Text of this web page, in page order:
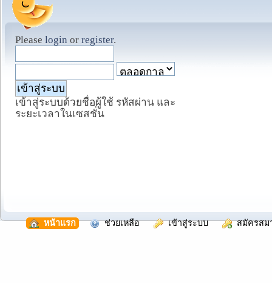
Please login or register.
เข้าสู่ระบบด้วยชื่อผู้ใช้ รหัสผ่าน และ
ระยะเวลาในเซสชั่น
หน้าแรก ช่วยเหลือ เข้าสู่ระบบ สมัครสม